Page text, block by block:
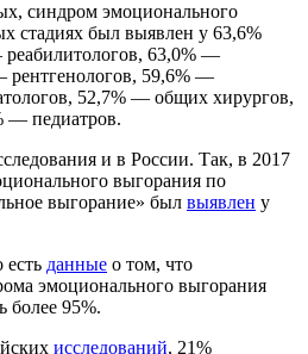
синдром эмоционального
стадиях был выявлен у 63,6%
63,0% —
рентгенологов, 59,6% —
52,7% — общих хирургов,
— педиатров.
и в России. Так, в 2017
выгорания по
выгорание» был выявлен у
есть данные о том, что
эмоционального выгорания
более 95%.
исследований, 21%